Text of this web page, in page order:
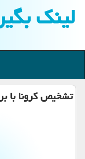
لینك
تشخیص كرونا با